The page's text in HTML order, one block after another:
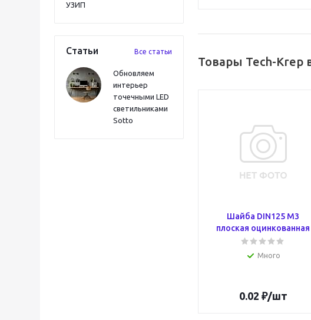
УЗИП
Статьи Все статьи
Обновляем
интерьер
точечными LED
светильниками
Sotto
Товары Tech-Krep
Шайба DIN125 М3
плоская оцинкованная
Много
0.02 ₽/шт